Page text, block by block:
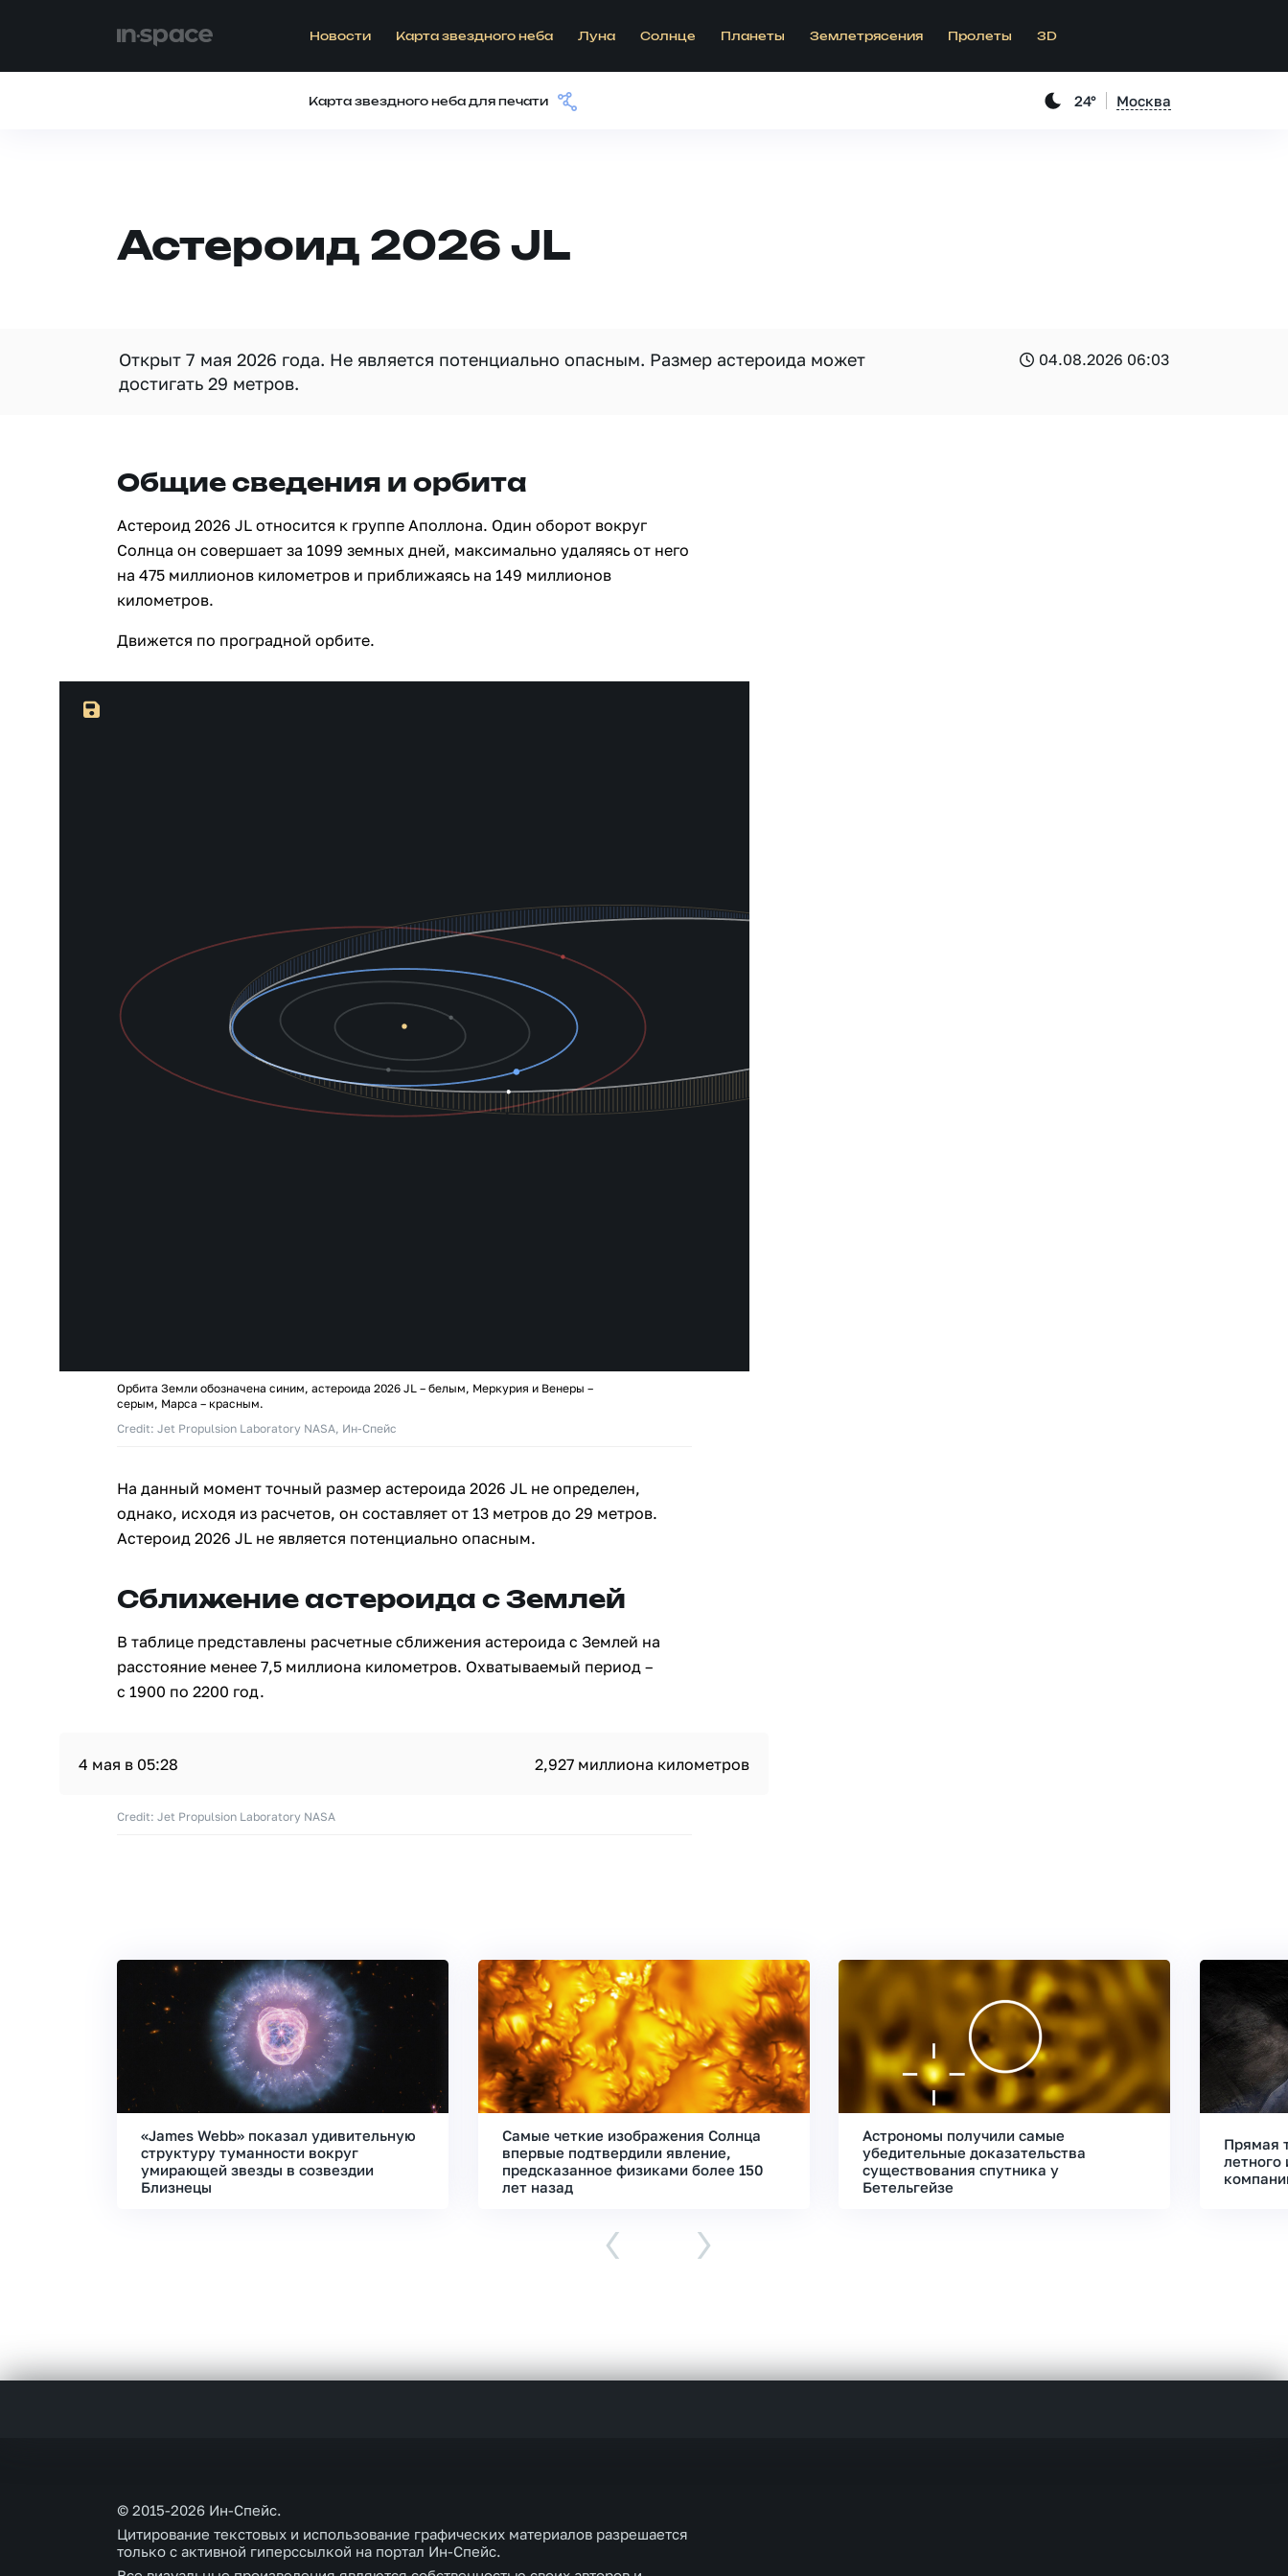
Новости Карта звездного неба Луна Солнце Планеты Землетрясения Пролеты 3D
Карта звездного неба для печати 24° Москва
Астероид 2026 JL
Открыт 7 мая 2026 года. Не является потенциально опасным. Размер астероида может
достигать 29 метров.
04.08.2026 06:03
Общие сведения и орбита
Астероид 2026 JL относится к группе Аполлона. Один оборот вокруг
Солнца он совершает за 1099 земных дней, максимально удаляясь от него
на 475 миллионов километров и приближаясь на 149 миллионов
километров.
Движется по проградной орбите.
Орбита Земли обозначена синим, астероида 2026 JL – белым, Меркурия и Венеры –
серым, Марса – красным.
Credit: Jet Propulsion Laboratory NASA, Ин-Спейс
На данный момент точный размер астероида 2026 JL не определен,
однако, исходя из расчетов, он составляет от 13 метров до 29 метров.
Астероид 2026 JL не является потенциально опасным.
Сближение астероида с Землей
В таблице представлены расчетные сближения астероида с Землей на
расстояние менее 7,5 миллиона километров. Охватываемый период –
с 1900 по 2200 год.
4 мая в 05:28 2,927 миллиона километров
Credit: Jet Propulsion Laboratory NASA
«James Webb» показал удивительную
структуру туманности вокруг
умирающей звезды в созвездии
Близнецы
Самые четкие изображения Солнца
впервые подтвердили явление,
предсказанное физиками более 150
лет назад
Астрономы получили самые
убедительные доказательства
существования спутника у
Бетельгейзе
Прямая
летного
‹ ›
© 2015-2026 Ин-Спейс.
Цитирование текстовых и использование графических материалов разрешается
только с активной гиперссылкой на портал Ин-Спейс.